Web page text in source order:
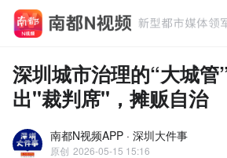
深圳城市治理的“大城管
出"裁判席"，摊贩自治
南都N视频APP · 深圳大件事
原创 2026-05-15 15:16